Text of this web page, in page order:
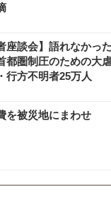
座談会】語れなかっ
圏制圧のための大
行方不明者25万人
を被災地にまわせ